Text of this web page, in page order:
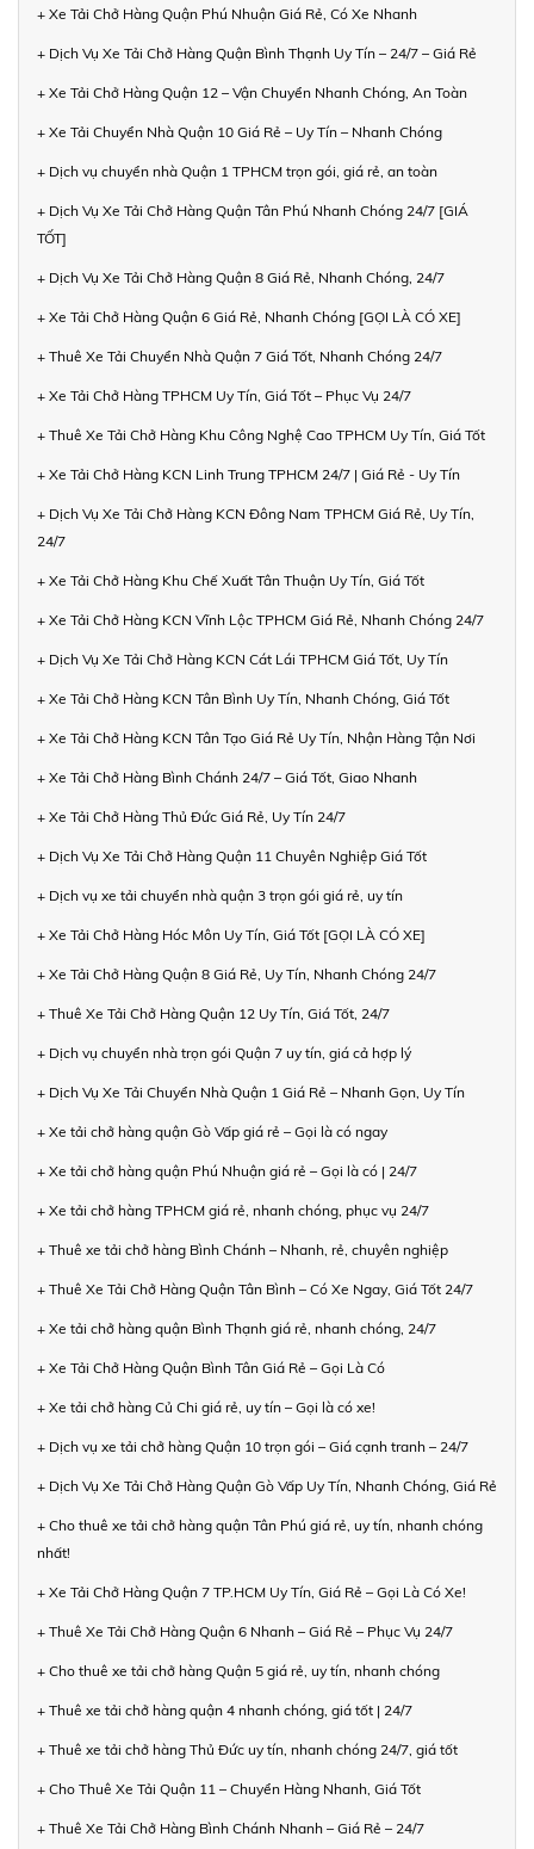
+ Xe Tải Chở Hàng Quận Phú Nhuận Giá Rẻ, Có Xe Nhanh
+ Dịch Vụ Xe Tải Chở Hàng Quận Bình Thạnh Uy Tín – 24/7 – Giá Rẻ
+ Xe Tải Chở Hàng Quận 12 – Vận Chuyển Nhanh Chóng, An Toàn
+ Xe Tải Chuyển Nhà Quận 10 Giá Rẻ – Uy Tín – Nhanh Chóng
+ Dịch vụ chuyển nhà Quận 1 TPHCM trọn gói, giá rẻ, an toàn
+ Dịch Vụ Xe Tải Chở Hàng Quận Tân Phú Nhanh Chóng 24/7 [GIÁ
TỐT]
+ Dịch Vụ Xe Tải Chở Hàng Quận 8 Giá Rẻ, Nhanh Chóng, 24/7
+ Xe Tải Chở Hàng Quận 6 Giá Rẻ, Nhanh Chóng [GỌI LÀ CÓ XE]
+ Thuê Xe Tải Chuyển Nhà Quận 7 Giá Tốt, Nhanh Chóng 24/7
+ Xe Tải Chở Hàng TPHCM Uy Tín, Giá Tốt – Phục Vụ 24/7
+ Thuê Xe Tải Chở Hàng Khu Công Nghệ Cao TPHCM Uy Tín, Giá Tốt
+ Xe Tải Chở Hàng KCN Linh Trung TPHCM 24/7 | Giá Rẻ - Uy Tín
+ Dịch Vụ Xe Tải Chở Hàng KCN Đông Nam TPHCM Giá Rẻ, Uy Tín,
24/7
+ Xe Tải Chở Hàng Khu Chế Xuất Tân Thuận Uy Tín, Giá Tốt
+ Xe Tải Chở Hàng KCN Vĩnh Lộc TPHCM Giá Rẻ, Nhanh Chóng 24/7
+ Dịch Vụ Xe Tải Chở Hàng KCN Cát Lái TPHCM Giá Tốt, Uy Tín
+ Xe Tải Chở Hàng KCN Tân Bình Uy Tín, Nhanh Chóng, Giá Tốt
+ Xe Tải Chở Hàng KCN Tân Tạo Giá Rẻ Uy Tín, Nhận Hàng Tận Nơi
+ Xe Tải Chở Hàng Bình Chánh 24/7 – Giá Tốt, Giao Nhanh
+ Xe Tải Chở Hàng Thủ Đức Giá Rẻ, Uy Tín 24/7
+ Dịch Vụ Xe Tải Chở Hàng Quận 11 Chuyên Nghiệp Giá Tốt
+ Dịch vụ xe tải chuyển nhà quận 3 trọn gói giá rẻ, uy tín
+ Xe Tải Chở Hàng Hóc Môn Uy Tín, Giá Tốt [GỌI LÀ CÓ XE]
+ Xe Tải Chở Hàng Quận 8 Giá Rẻ, Uy Tín, Nhanh Chóng 24/7
+ Thuê Xe Tải Chở Hàng Quận 12 Uy Tín, Giá Tốt, 24/7
+ Dịch vụ chuyển nhà trọn gói Quận 7 uy tín, giá cả hợp lý
+ Dịch Vụ Xe Tải Chuyển Nhà Quận 1 Giá Rẻ – Nhanh Gọn, Uy Tín
+ Xe tải chở hàng quận Gò Vấp giá rẻ – Gọi là có ngay
+ Xe tải chở hàng quận Phú Nhuận giá rẻ – Gọi là có | 24/7
+ Xe tải chở hàng TPHCM giá rẻ, nhanh chóng, phục vụ 24/7
+ Thuê xe tải chở hàng Bình Chánh – Nhanh, rẻ, chuyên nghiệp
+ Thuê Xe Tải Chở Hàng Quận Tân Bình – Có Xe Ngay, Giá Tốt 24/7
+ Xe tải chở hàng quận Bình Thạnh giá rẻ, nhanh chóng, 24/7
+ Xe Tải Chở Hàng Quận Bình Tân Giá Rẻ – Gọi Là Có
+ Xe tải chở hàng Củ Chi giá rẻ, uy tín – Gọi là có xe!
+ Dịch vụ xe tải chở hàng Quận 10 trọn gói – Giá cạnh tranh – 24/7
+ Dịch Vụ Xe Tải Chở Hàng Quận Gò Vấp Uy Tín, Nhanh Chóng, Giá Rẻ
+ Cho thuê xe tải chở hàng quận Tân Phú giá rẻ, uy tín, nhanh chóng
nhất!
+ Xe Tải Chở Hàng Quận 7 TP.HCM Uy Tín, Giá Rẻ – Gọi Là Có Xe!
+ Thuê Xe Tải Chở Hàng Quận 6 Nhanh – Giá Rẻ – Phục Vụ 24/7
+ Cho thuê xe tải chở hàng Quận 5 giá rẻ, uy tín, nhanh chóng
+ Thuê xe tải chở hàng quận 4 nhanh chóng, giá tốt | 24/7
+ Thuê xe tải chở hàng Thủ Đức uy tín, nhanh chóng 24/7, giá tốt
+ Cho Thuê Xe Tải Quận 11 – Chuyển Hàng Nhanh, Giá Tốt
+ Thuê Xe Tải Chở Hàng Bình Chánh Nhanh – Giá Rẻ – 24/7